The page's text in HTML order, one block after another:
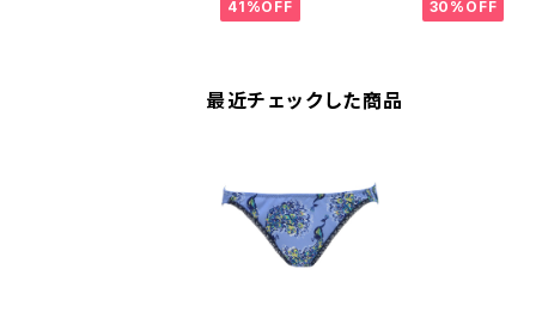
LE セール 送料無料
41%OFF
2457 SALE
30%OFF
最近チェックした商品